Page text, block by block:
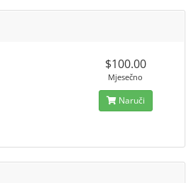
$100.00
Mjesečno
Naruči